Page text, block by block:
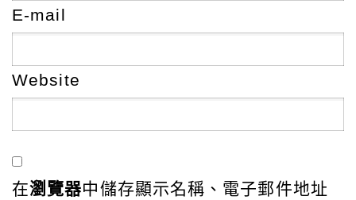
E-mail
Website
在瀏覽器中儲存顯示名稱、電子郵件地址